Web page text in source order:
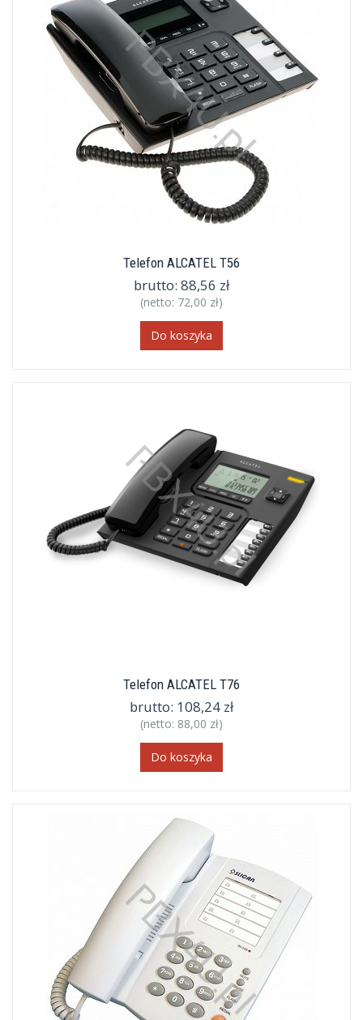
Telefon ALCATEL T56
brutto: 88,56 zł
(netto: 72,00 zł)
Do koszyka
Telefon ALCATEL T76
brutto: 108,24 zł
(netto: 88,00 zł)
Do koszyka